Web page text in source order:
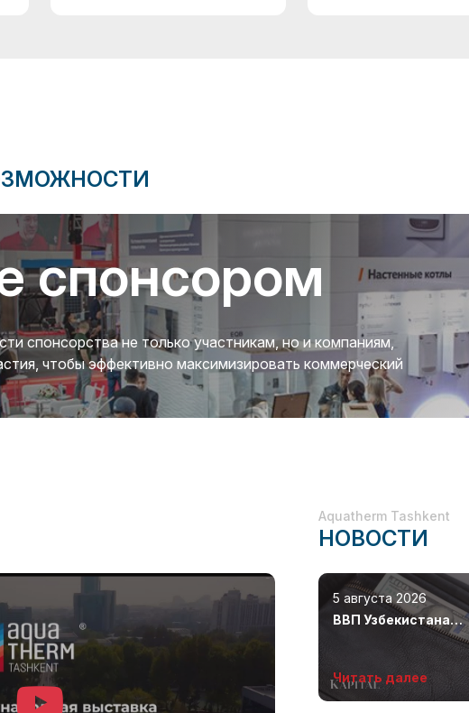
спонсором
спонсорства не только участникам, но и компаниям,
чтобы эффективно максимизировать коммерческий
Aquatherm Tashkent
НОВОСТИ
5 августа 2026
ВВП Узбекистана
увеличился на 8,5%
Читать далее